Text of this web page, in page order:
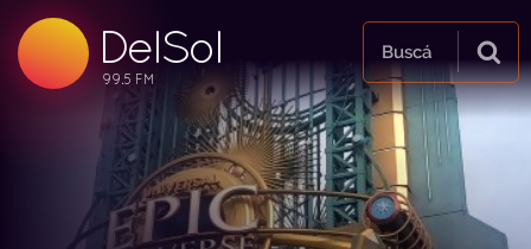
DelSol
99.5 FM
99.5 FM
99.5 FM
Buscá